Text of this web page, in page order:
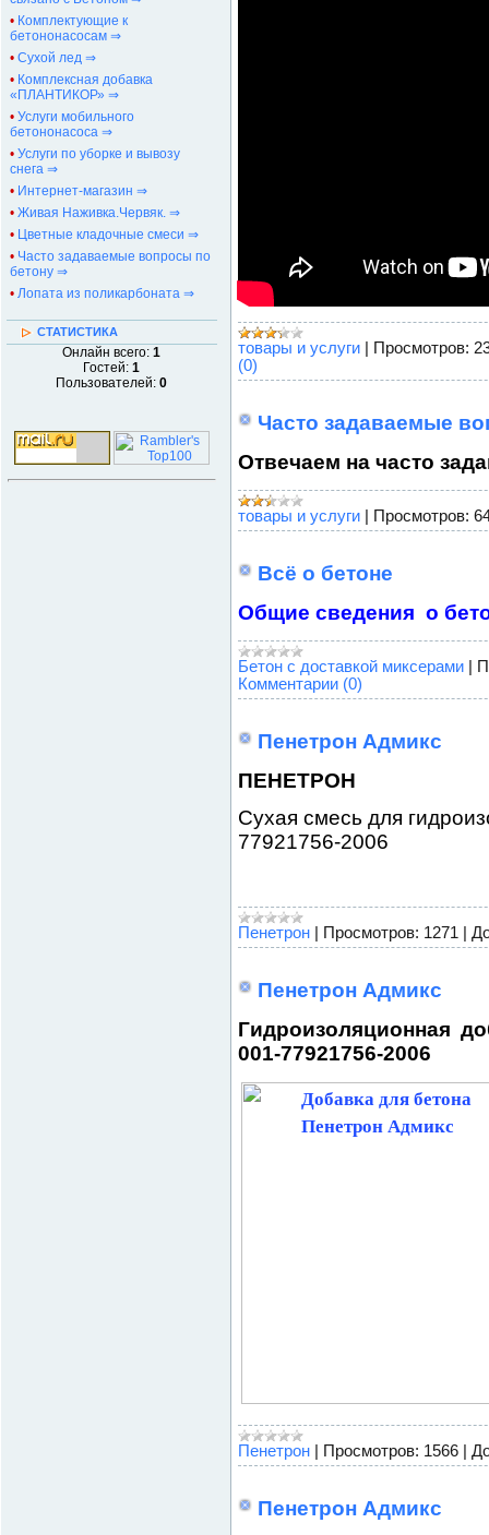
• Комплектующие к
бетононасосам ⇒
• Сухой лед ⇒
• Комплексная добавка
«ПЛАНТИКОР» ⇒
• Услуги мобильного
бетононасоса ⇒
• Услуги по уборке и вывозу
снега ⇒
• Интернет-магазин ⇒
• Живая Наживка.Червяк. ⇒
• Цветные кладочные смеси ⇒
• Часто задаваемые вопросы по
бетону ⇒
• Лопата из поликарбоната ⇒
СТАТИСТИКА
Онлайн всего:1
Гостей:1
Пользователей:0
товары и услуги Просмотров:
(0)
Часто задаваемые
Отвечаем на часто
товары и услуги Просмотров:
Всё о бетоне
Общие сведения о
Бетон с доставкой миксерами
Комментарии (0)
Пенетрон Адмикс
ПЕНЕТРОН
Сухая смесь для
77921756-2006
Пенетрон Просмотров: 1271
Пенетрон Адмикс
Гидроизоляционная
001-77921756-2006
Пенетрон Просмотров: 1566
Пенетрон Адмикс